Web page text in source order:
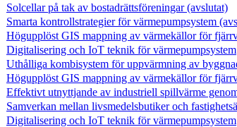
Solcellar på tak av bostadrättsföreningar (avslutat)
Smarta kontrollstrategier för värmepumpsystem
Högupplöst GIS mappning av värmekällor för
Digitalisering och IoT teknik för värmepumpsystem
Uthålliga kombisystem för uppvärmning av
Högupplöst GIS mappning av värmekällor för
Effektivt utnyttjande av industriell spillvärme
Samverkan mellan livsmedelsbutiker och
Digitalisering och IoT teknik för värmepumpsystem